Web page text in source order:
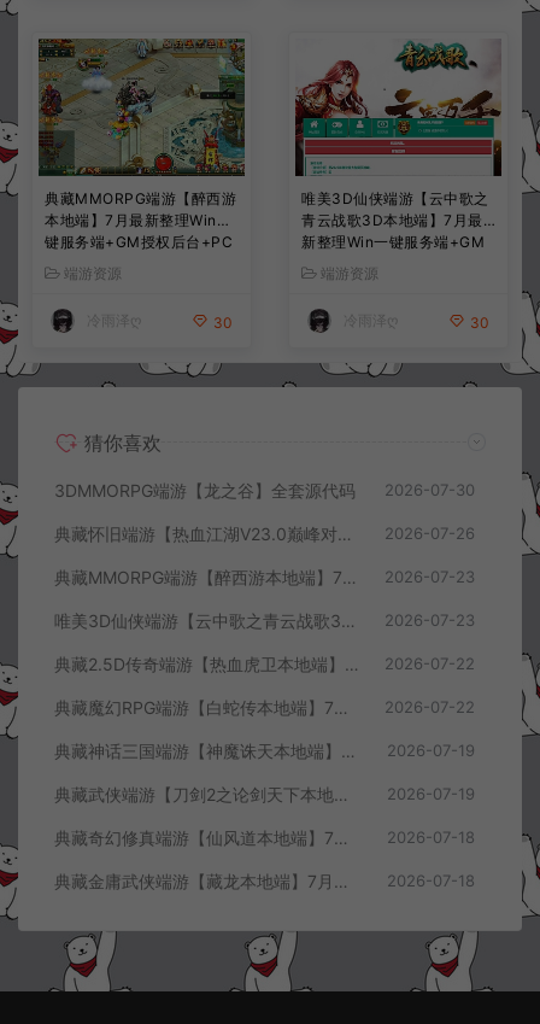
典藏MMORPG端游【醉西游
本地端】7月最新整理Win一
键服务端+GM授权后台+PC
客户端+详细搭建教程
端游资源
冷雨泽ღ 30
唯美3D仙侠端游【云中歌之
青云战歌3D本地端】7月最
新整理Win一键服务端+GM
工具+PC客户端+详细搭建教
程
端游资源
冷雨泽ღ 30
猜你喜欢
3DMMORPG端游【龙之谷】全套源代码 2026-07-30
典藏怀旧端游【热血江湖V23.0巅峰对决】7月最新整理Win一键服务端+GS源码+百宝阁+在线GM工具+PC客户端+详细搭建教程 2026-07-26
典藏MMORPG端游【醉西游本地端】7月最新整理Win一键服务端+GM授权后台+PC客户端+详细搭建教程 2026-07-23
唯美3D仙侠端游【云中歌之青云战歌3D本地端】7月最新整理Win一键服务端+GM工具+PC客户端+详细搭建教程 2026-07-23
典藏2.5D传奇端游【热血虎卫本地端】7月最新整理Win一键服务端+充值教程+PC客户端+详细搭建教程 2026-07-22
典藏魔幻RPG端游【白蛇传本地端】7月最新整理Win一键服务端+GM工具+PC客户端+详细搭建教程 2026-07-22
典藏神话三国端游【神魔诛天本地端】7月最新整理Win一键服务端+充值教程+PC客户端+详细搭建教程 2026-07-19
典藏武侠端游【刀剑2之论剑天下本地端】7月最新整理Win一键服务端+GM工具+PC客户端+详细搭建教程 2026-07-19
典藏奇幻修真端游【仙风道本地端】7月最新整理Win一键服务端+GM工具+PC客户端+详细搭建教程 2026-07-18
典藏金庸武侠端游【藏龙本地端】7月最新整理Win一键服务端+GM工具+PC客户端+详细搭建教程 2026-07-18